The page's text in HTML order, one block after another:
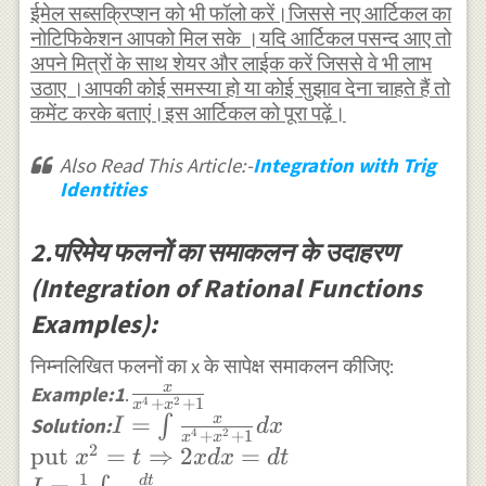
\tan^{-1}
\left(\frac{2 a
x+b}
{\sqrt{b^{2}-4
a c}}\right)+c
ईमेल सब्सक्रिप्शन को भी फॉलो करें।जिससे नए आर्टिकल का
नोटिफिकेशन आपको मिल सके ।यदि आर्टिकल पसन्द आए तो
अपने मित्रों के साथ शेयर और लाईक करें जिससे वे भी लाभ
उठाए ।आपकी कोई समस्या हो या कोई सुझाव देना चाहते हैं तो
कमेंट करके बताएं।इस आर्टिकल को पूरा पढ़ें।
Also Read This Article:-Integration with Trig
Identities
2.परिमेय फलनों का समाकलन के उदाहरण
(Integration of Rational Functions
Examples):
निम्नलिखित फलनों का x के सापेक्ष समाकलन कीजिए:
Example:1.\frac{x}
{x^{4}+x^{2}+1}
x4 +x2 +1
x
Solution:I =\int \frac{x}
{x^{4}+x^{2}+1} d x \\
I = ∫ x4 +x2 +1
x dx
put x2 = t ⇒ 2xdx = dt
1 dt